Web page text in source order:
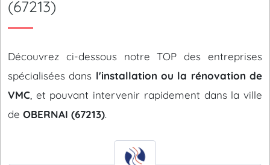
(67213)
Découvrez ci-dessous notre TOP des entreprises
spécialisées dans l'installation ou la rénovation de
VMC , et pouvant intervenir rapidement dans la ville
de OBERNAI (67213).